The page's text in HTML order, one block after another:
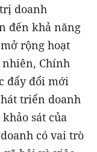
doanh
đến khả năng
rộng hoạt
Chính
đẩy đổi mới
triển doanh
sát của
có vai trò